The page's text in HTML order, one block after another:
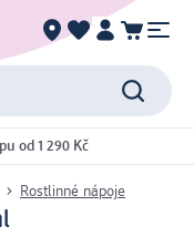
od 1 290 Kč
Rostlinné nápoje